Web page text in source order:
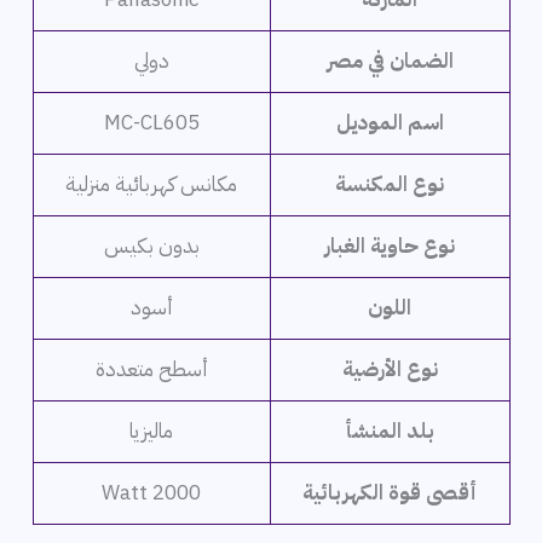
الضمان في مصر دولي
اسم الموديل MC-CL605
نوع المكنسة مكانس كهربائية منزلية
نوع حاوية الغبار بدون بكيس
اللون أسود
نوع الأرضية أسطح متعددة
بلد المنشأ ماليزيا
أقصى قوة الكهربائية 2000 Watt